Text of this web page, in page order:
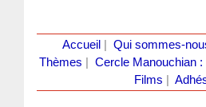
Accueil Qui sommes-
Thèmes
Cercle Manouchian
Films